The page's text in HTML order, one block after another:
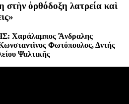
ὀρθόδοξη λατρεία καὶ
Χαράλαμπος Ἂνδραλης
Φωτόπουλος, Δντής
Ψαλτικῆς